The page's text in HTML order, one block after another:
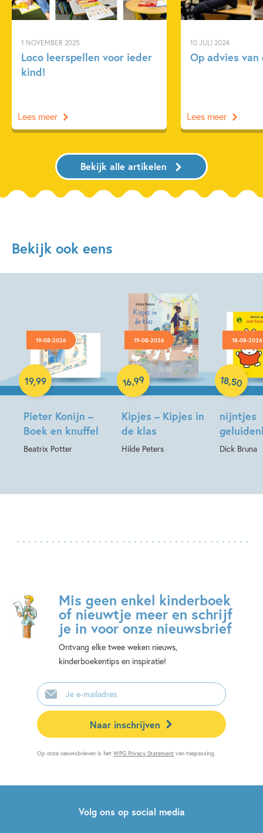
1 NOVEMBER 2025
Loco leerspellen voor ieder
kind!
Lees meer
10 JULI 2024
Op advies
Lees meer
Bekijk alle artikelen
Bekijk ook eens
19-08-2026
Pieter Konijn –
Boek en knuffel
Beatrix Potter
19,99
Hardcover
19-08-2026
Kipjes – Kipjes in
de klas
Hilde Peters
16,99
Hardcover
18-08-2026
nijntjes
Dick Bruna
18,50
Hardcover
Mis geen enkel kinderboek
of nieuwtje meer en schrijf
je in voor onze nieuwsbrief
Ontvang elke twee weken nieuws,
kinderboekentips en inspiratie!
E-
mailadres
Naar inschrijven
Op onze nieuwsbrieven is hetWPG Privacy Statement van toepassing.
Volg ons op social media